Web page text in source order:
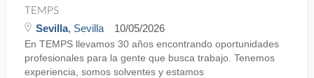
TEMPS
Sevilla, Sevilla 10/05/2026
En TEMPS llevamos 30 años encontrando oportunidades
profesionales para la gente que busca trabajo. Tenemos
experiencia, somos solventes y estamos